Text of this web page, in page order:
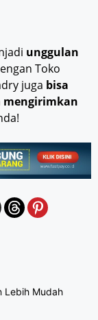
unggulan
Toko
juga bisa
mengirimkan
Lebih Mudah